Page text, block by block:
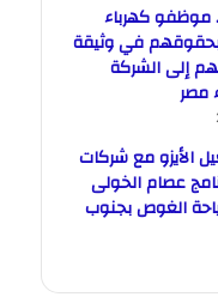
كهرباء
بحقوقهم في وثيقة
إلى الشركة
مصر
الأيزو مع شركات
عصام الخولى
الغوص بجنوب